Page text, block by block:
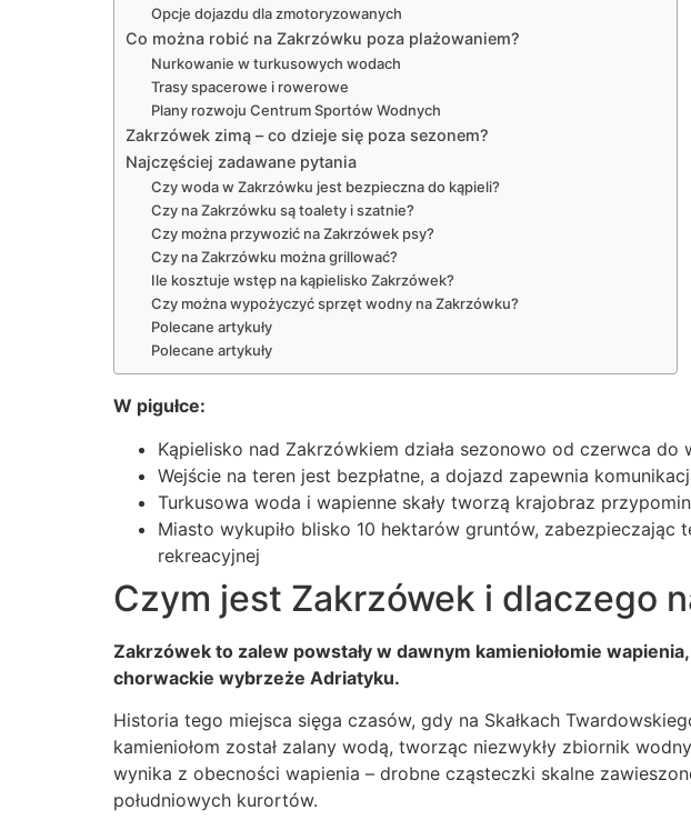
Opcje dojazdu dla zmotoryzowanych
Co można robić na Zakrzówku poza plażowaniem?
Nurkowanie w turkusowych wodach
Trasy spacerowe i rowerowe
Plany rozwoju Centrum Sportów Wodnych
Zakrzówek zimą – co dzieje się poza sezonem?
Najczęściej zadawane pytania
Czy woda w Zakrzówku jest bezpieczna do kąpieli?
Czy na Zakrzówku są toalety i szatnie?
Czy można przywozić na Zakrzówek psy?
Czy na Zakrzówku można grillować?
Ile kosztuje wstęp na kąpielisko Zakrzówek?
Czy można wypożyczyć sprzęt wodny na Zakrzówku?
Polecane artykuły
Polecane artykuły
W pigułce:
Kąpielisko nad Zakrzówkiem działa sezonowo od czerwca
Wejście na teren jest bezpłatne, a dojazd zapewnia
Turkusowa woda i wapienne skały tworzą krajobraz
Miasto wykupiło blisko 10 hektarów gruntów,
rekreacyjnej
Czym jest Zakrzówek i dlaczego
Zakrzówek to zalew powstały w dawnym kamieniołomie
chorwackie wybrzeże Adriatyku.
Historia tego miejsca sięga czasów, gdy na Skałkach
kamieniołom został zalany wodą, tworząc niezwykły zbiornik
wynika z obecności wapienia – drobne cząsteczki skalne
południowych kurortów.